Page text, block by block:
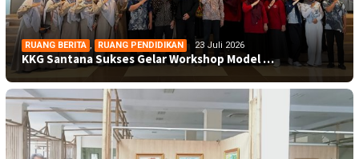
RUANG BERITA , RUANG PENDIDIKAN 23 Juli 2026
KKG Santana Sukses Gelar Workshop Model …